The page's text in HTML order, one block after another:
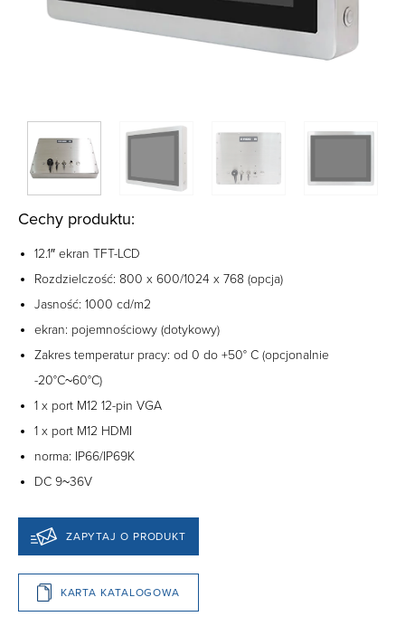
Cechy produktu:
12.1″ ekran TFT-LCD
Rozdzielczość: 800 x 600/1024 x 768 (opcja)
Jasność: 1000 cd/m2
ekran: pojemnościowy (dotykowy)
Zakres temperatur pracy: od 0 do +50° C (opcjonalnie
-20°C~60°C)
1 x port M12 12-pin VGA
1 x port M12 HDMI
norma: IP66/IP69K
DC 9~36V
ZAPYTAJ O PRODUKT
KARTA KATALOGOWA